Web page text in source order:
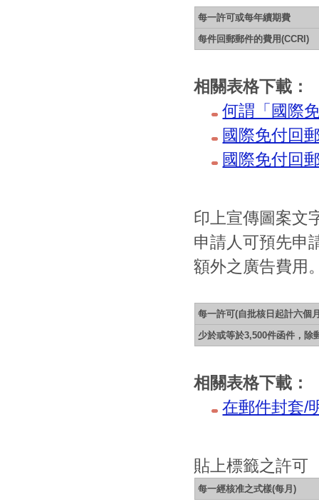
每一許可或每年續期費
每件回郵郵件的費用(CCRI)
相關表格下載：
何謂「國際
國際免付回
國際免付回
印上宣傳圖案文
申請人可預先申
額外之廣告費用
每一許可(自批核日起計六個
少於或等於3,500件函件，除
相關表格下載：
在郵件封套/
貼上標籤之許可
每一經核准之式樣(每月)